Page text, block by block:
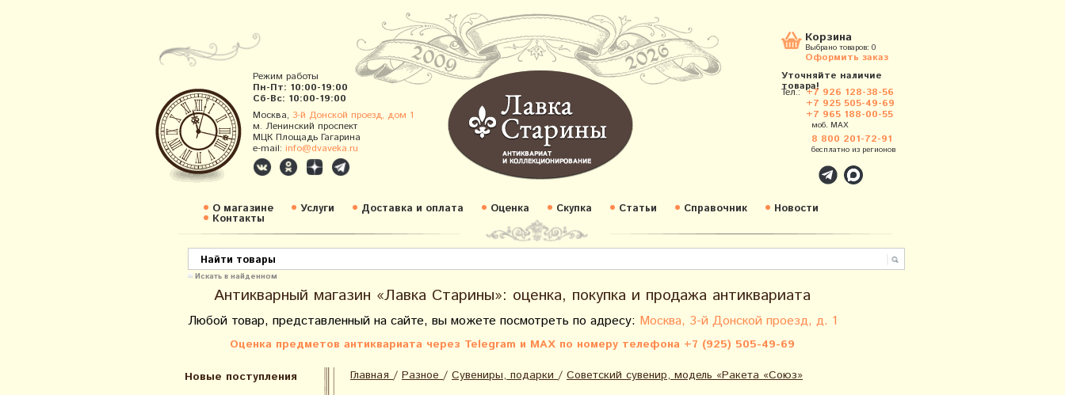
Режим работы
Пн-Пт: 10:00-19:00
Сб-Вс: 10:00-19:00
Москва, 3-й Донской проезд, дом 1
м. Ленинский проспект
МЦК Площадь Гагарина
e-mail: info@dvaveka.ru
Корзина
Выбрано товаров: 0
Оформить заказ
Уточняйте наличие
товара!
Тел.: +7 926 128-38-56
+7 925 505-49-69
+7 965 188-00-55
моб. MAX
8 800 201-72-91
бесплатно из регионов
О магазине Услуги Доставка и оплата Оценка Скупка Статьи Справочник Новости
Контакты
Искать в найденном
Антикварный магазин «Лавка Старины»: оценка, покупка и продажа антиквариата
Любой товар, представленный на сайте, вы можете посмотреть по адресу: Москва, 3-й Донской проезд, д. 1
Оценка предметов антиквариата через Telegram и MAX по номеру телефона +7 (925) 505-49-69
Новые поступления
Главная / Разное / Сувениры, подарки / Советский сувенир, модель «Ракета «Союз»